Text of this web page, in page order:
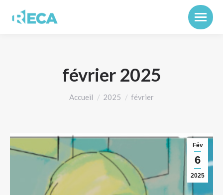
février 2025
Vous êtes ici :
Accueil 2025 février
Fév
6
2025